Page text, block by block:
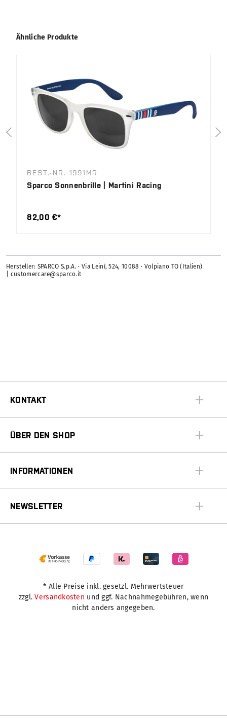
Produktgalerie überspringen
Ähnliche Produkte
BEST.-NR. 1991MR
Sparco Sonnenbrille | Martini Racing
82,00 €*
Hersteller: SPARCO S.p.A. · Via Leinì, 524, 10088 · Volpiano TO (Italien)
| customercare@sparco.it
KONTAKT
ÜBER DEN SHOP
INFORMATIONEN
NEWSLETTER
* Alle Preise inkl. gesetzl. Mehrwertsteuer
zzgl.Versandkosten und ggf. Nachnahmegebühren, wenn
nicht anders angegeben.